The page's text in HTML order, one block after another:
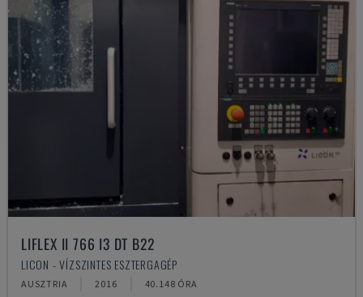
LIFLEX II 766 I3 DT B22
LICON - VÍZSZINTES ESZTERGAGÉP
AUSZTRIA 2016 40.148 ÓRA